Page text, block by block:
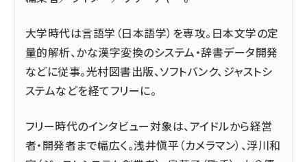
大学時代は言語学（日本語学）を専攻。日本文学の定
量的解析、かな漢字変換のシステム・辞書データ開発
などに従事。光村図書出版、ソフトバンク、ジャストシ
ステムなどを経てフリーに。
フリー時代のインタビュー対象は、アイドルから経営
者・開発者まで幅広く。浅井愼平（カメラマン）、浮川和